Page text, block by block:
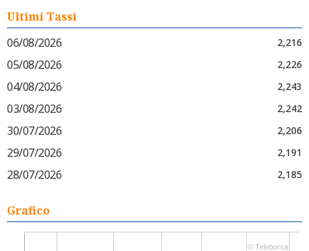
Ultimi Tassi
06/08/2026
2,216
05/08/2026 2,226
04/08/2026 2,243
03/08/2026 2,242
30/07/2026 2,206
29/07/2026 2,191
28/07/2026 2,185
Grafico
© Teleborsa